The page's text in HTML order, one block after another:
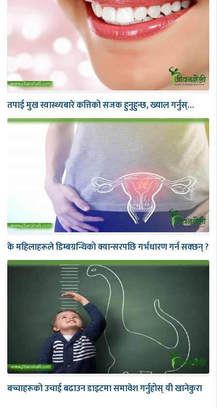
तपाई मुख स्वास्थ्यबारे कत्तिको सजक हुनुहुन्छ, ख्याल गर्नुस्…
के महिलाहरूले डिम्बग्रन्थिको क्यान्सरपछि गर्भधारण गर्न सक्छन् ?
बच्चाहरूको उचाई बढाउन डाइटमा समावेश गर्नुहोस् यी खानेकुरा